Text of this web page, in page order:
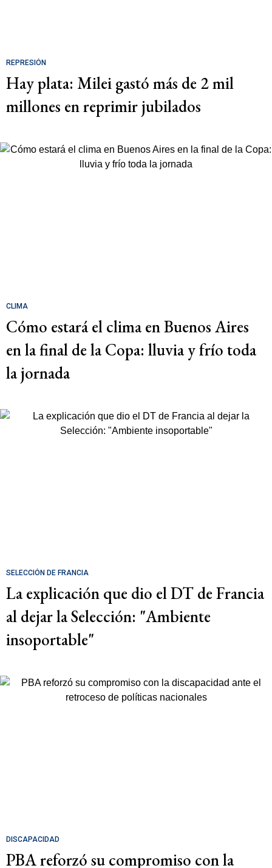
REPRESIÓN
Hay plata: Milei gastó más de 2 mil
millones en reprimir jubilados
CLIMA
Cómo estará el clima en Buenos Aires
en la final de la Copa: lluvia y frío toda
la jornada
SELECCIÓN DE FRANCIA
La explicación que dio el DT de Francia
al dejar la Selección: "Ambiente
insoportable"
DISCAPACIDAD
PBA reforzó su compromiso con la